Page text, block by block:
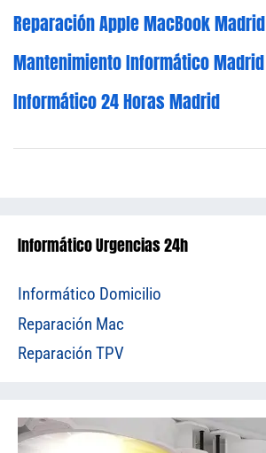
Reparación Apple MacBook Madrid
Mantenimiento Informático Madrid
Informático 24 Horas Madrid
Informático Urgencias 24h
Informático Domicilio
Reparación Mac
Reparación TPV